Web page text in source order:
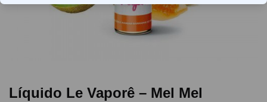
Líquido Le Vaporê – Mel Mel